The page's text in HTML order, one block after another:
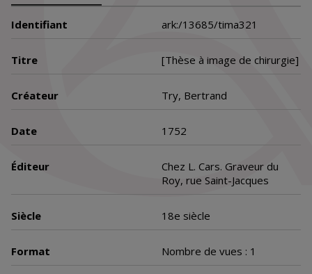
Identifiant ark:/13685/tima321
Titre [Thèse à image de chirurgie]
Créateur Try, Bertrand
Date 1752
Éditeur
Chez L. Cars. Graveur du
Roy, rue Saint-Jacques
Siècle 18e siècle
Format Nombre de vues : 1